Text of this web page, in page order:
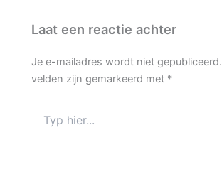
Laat een reactie achter
Je e-mailadres wordt niet gepubliceerd.
velden zijn gemarkeerd met *
hier...